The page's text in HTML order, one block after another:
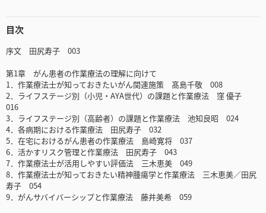
目次
序文 田尻寿子 003
第1章 がん患者の作業療法の理解に向けて
1．作業療法士が知っておきたいがん関連施策 髙島千敬 008
2．ライフステージ別（小児・AYA世代）の課題と作業療法 窪 優子
016
3．ライフステージ別（高齢者）の課題と作業療法 池知良昭 024
4．各病期における作業療法 田尻寿子 032
5．在宅におけるがん患者の作業療法 島崎寛将 037
6．活かすリスク管理と作業療法 田尻寿子 043
7．作業療法士が活用しやすい評価法 三木恵美 049
8．作業療法士が知っておきたい精神腫瘍学と作業療法 三木恵美／田尻
寿子 054
9．がんサバイバーシップと作業療法 藤井美希 059